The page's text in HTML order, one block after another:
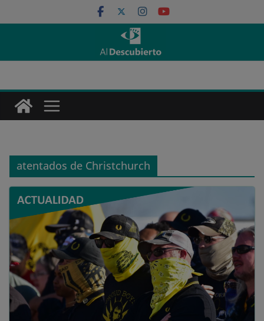
al
atentados de Christchurch